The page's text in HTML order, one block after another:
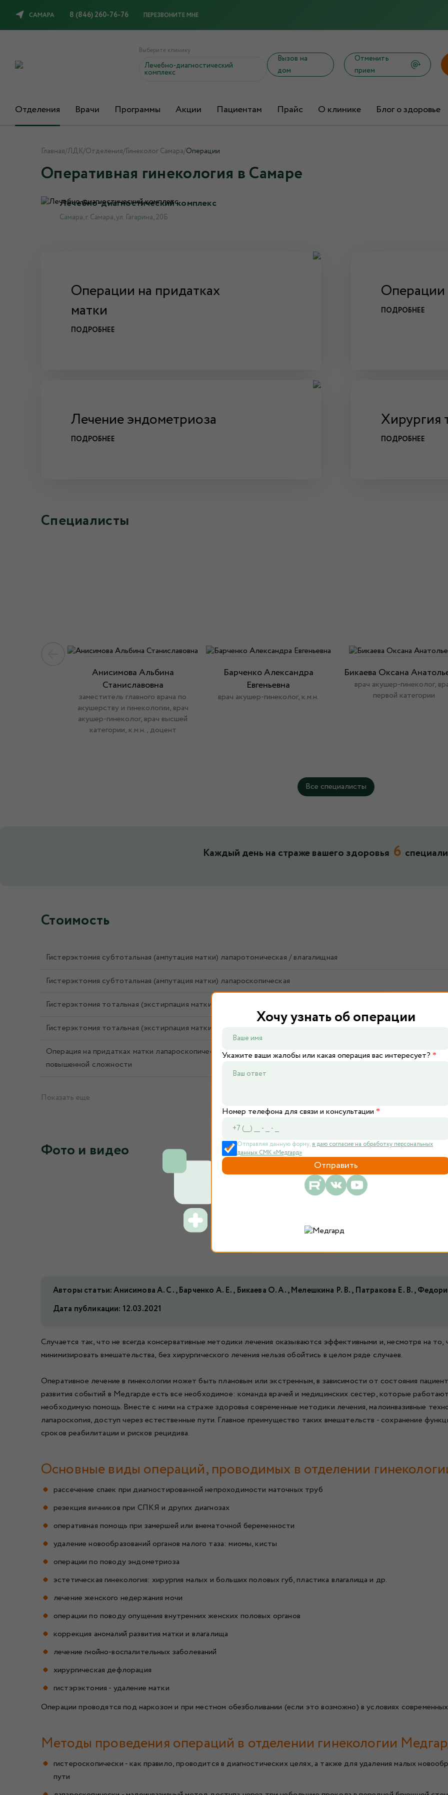
САМАРА 8 (846) 260-76-76 ПЕРЕЗВОНИТЕ МНЕ
Выберите клинику
Лечебно-диагностический
комплекс
Вызов на
дом
Отменить
прием
Отделения Врачи Программы Акции Пациентам Прайс О клинике Блог о здоровье
Главная/ЛДК/Отделения/Гинеколог Самара/Операции
Оперативная гинекология в Самаре
Лечебно-диагностический комплекс
Самара, г. Самара, ул. Гагарина, 20Б
Операции на придатках
матки
ПОДРОБНЕЕ
Операции
ПОДРОБНЕЕ
Лечение эндометриоза
ПОДРОБНЕЕ
Хирургия
ПОДРОБНЕЕ
Специалисты
Анисимова Альбина
Станиславовна
заместитель главного врача по
акушерству и гинекологии, врач
акушер-гинеколог, врач высшей
категории, к.м.н., доцент
Барченко Александра
Евгеньевна
врач акушер-гинеколог, к.м.н.
Бикаева Оксана
врач акушер-гинеколог,
первой категории
Все специалисты
Каждый день на страже вашего здоровья 6
Стоимость
Гистерэктомия субтотальная (ампутация матки) лапаротомическая / влагалищная
Гистерэктомия субтотальная (ампутация матки) лапароскопическая
Гистерэктомия тотальная (экстирпация матки) лапаротомическая / влагалищная
Гистерэктомия тотальная (экстирпация матки) лапароскопическая
Операция на придатках матки лапароскопическая (тубэктомия, цистэктомия, аднексэктомия)
повышенной сложности
Показать еще
Фото и видео
Авторы статьи: Анисимова А. С., Барченко А. Е., Бикаева О. А., Мелешкина Р. В., Патракова Е. В.,
Дата публикации: 12.03.2021
Случается так, что не всегда консервативные методики лечения оказываются эффективными и, несмотря на
минимизировать вмешательства, без хирургического лечения нельзя обойтись в целом ряде случаев.
Оперативное лечение в гинекологии может быть плановым или экстренным, в зависимости от состояния
развития событий в Медгарде есть все необходимое: команда врачей и медицинских сестер, которые
необходимую помощь. Вместе с ними на страже здоровья современные методики лечения, малоинвазивные
лапароскопия, доступ через естественные пути. Главное преимущество таких вмешательств - сохранение
сроков реабилитации и рисков рецидива.
Основные виды операций, проводимых в отделении
рассечение спаек при диагностированной непроходимости маточных труб
резекция яичников при СПКЯ и других диагнозах
оперативная помощь при замершей или внематочной беременности
удаление новообразований органов малого таза: миомы, кисты
операции по поводу эндометриоза
эстетическая гинекология: хирургия малых и больших половых губ, пластика влагалища и др.
лечение женского недержания мочи
операции по поводу опущения внутренних женских половых органов
коррекция аномалий развития матки и влагалища
лечение гнойно-воспалительных заболеваний
хирургическая дефлорация
гистэрэктомия - удаление матки
Операции проводятся под наркозом и при местном обезболивании (если это возможно) в условиях
Методы проведения операций в отделении гинекологии
гистероскопически - как правило, проводится в диагностических целях, а также для удаления малых
пути
Хочу узнать об операции
Укажите ваши жалобы или какая операция вас интересует? *
Номер телефона для связи и консультации *
Отправляя данную форму,я даю согласие на обработку персональных
данных СМК «Медгард»